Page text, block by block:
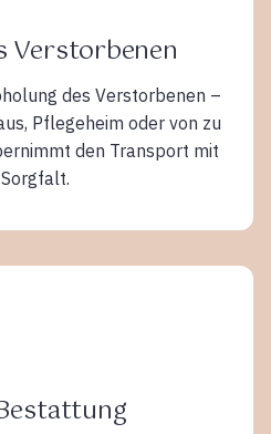
Verstorbenen
des Verstorbenen –
Pflegeheim oder von zu
den Transport mit